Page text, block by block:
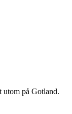
utom på Gotland.